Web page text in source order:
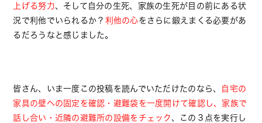
上げる努力、そして自分の生死、家族の生死が目の前にある状
況で利他でいられるか？ 利他の心をさらに鍛えまくる必要があ
るだろうなと感じました。
皆さん、いま一度この投稿を読んでいただけたのなら、
自宅の
家具の壁への固定を確認・避難袋を一度開けて確認し、家族で
話し合い・近隣の避難所の設備をチェック、この３点を実行し